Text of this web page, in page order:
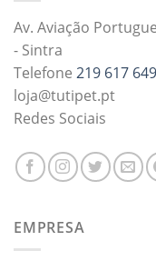
Av. Aviação
- Sintra
Telefone 219 617 649
loja@tutipet.pt
Redes Sociais
EMPRESA